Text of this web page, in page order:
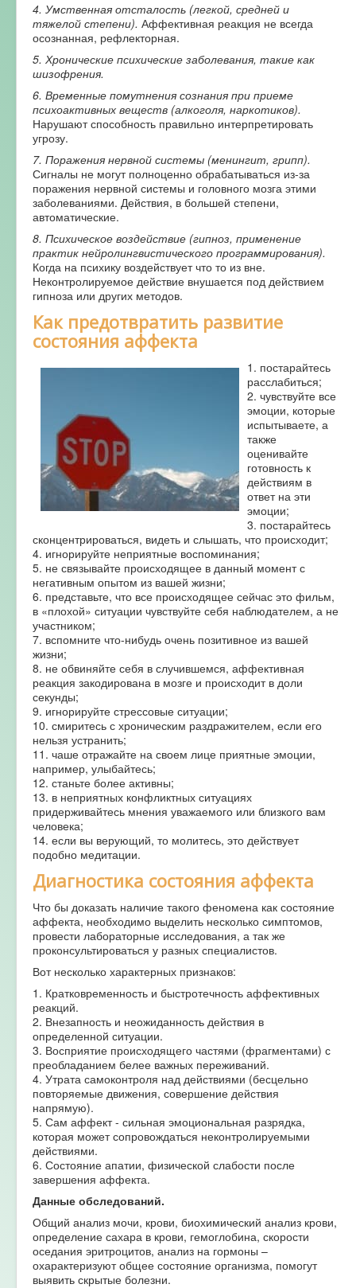
4. Умственная отсталость (легкой, средней и
тяжелой степени). Аффективная реакция не всегда
осознанная, рефлекторная.
5. Хронические психические заболевания, такие как
шизофрения.
6. Временные помутнения сознания при приеме
психоактивных веществ (алкоголя, наркотиков).
Нарушают способность правильно интерпретировать
угрозу.
7. Поражения нервной системы (менингит, грипп).
Сигналы не могут полноценно обрабатываться из-за
поражения нервной системы и головного мозга этими
заболеваниями. Действия, в большей степени,
автоматические.
8. Психическое воздействие (гипноз, применение
практик нейролингвистического программирования).
Когда на психику воздействует что то из вне.
Неконтролируемое действие внушается под действием
гипноза или других методов.
Как предотвратить развитие
состояния аффекта
1. постарайтесь
расслабиться;
2. чувствуйте все
эмоции, которые
испытываете, а
также
оценивайте
готовность к
действиям в
ответ на эти
эмоции;
3. постарайтесь
сконцентрироваться, видеть и слышать, что происходит;
4. игнорируйте неприятные воспоминания;
5. не связывайте происходящее в данный момент с
негативным опытом из вашей жизни;
6. представьте, что все происходящее сейчас это фильм,
в «плохой» ситуации чувствуйте себя наблюдателем, а не
участником;
7. вспомните что-нибудь очень позитивное из вашей
жизни;
8. не обвиняйте себя в случившемся, аффективная
реакция закодирована в мозге и происходит в доли
секунды;
9. игнорируйте стрессовые ситуации;
10. смиритесь с хроническим раздражителем, если его
нельзя устранить;
11. чаше отражайте на своем лице приятные эмоции,
например, улыбайтесь;
12. станьте более активны;
13. в неприятных конфликтных ситуациях
придерживайтесь мнения уважаемого или близкого вам
человека;
14. если вы верующий, то молитесь, это действует
подобно медитации.
Диагностика состояния аффекта
Что бы доказать наличие такого феномена как состояние
аффекта, необходимо выделить несколько симптомов,
провести лабораторные исследования, а так же
проконсультироваться у разных специалистов.
Вот несколько характерных признаков:
1. Кратковременность и быстротечность аффективных
реакций.
2. Внезапность и неожиданность действия в
определенной ситуации.
3. Восприятие происходящего частями (фрагментами) с
преобладанием белее важных переживаний.
4. Утрата самоконтроля над действиями (бесцельно
повторяемые движения, совершение действия
напрямую).
5. Сам аффект - сильная эмоциональная разрядка,
которая может сопровождаться неконтролируемыми
действиями.
6. Состояние апатии, физической слабости после
завершения аффекта.
Данные обследований.
Общий анализ мочи, крови, биохимический анализ крови,
определение сахара в крови, гемоглобина, скорости
оседания эритроцитов, анализ на гормоны –
охарактеризуют общее состояние организма, помогут
выявить скрытые болезни.